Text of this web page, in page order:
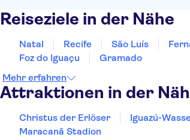
Reiseziele in der Nähe
Natal Recife São Luís
Foz do Iguaçu
Gramado
Mehr erfahren
Attraktionen in der
Christus der Erlöser Iguazú-
Maracanã Stadion